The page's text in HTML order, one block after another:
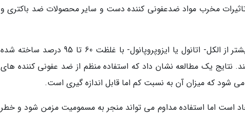
مخرب مواد ضدعفونی کننده دست و سایر محصولات ضد باکتری و
احتمال مسمومیت: ضد عفونی کننده های دست بیشتر از الکل- اتانول یا ایزوپروپانول- با غلظت 60 تا 95 درصد ساخته شده
یک مطالعه نشان داد که استفاده منظم از ضد عفونی کننده های
شود که میزان آن به نسبت کم اما قابل اندازه گیری است.
است اما استفاده مداوم می تواند منجر به مسمومیت مزمن شود و خطر